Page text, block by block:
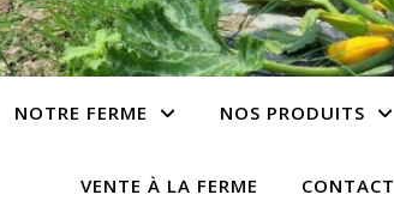
NOTRE FERME NOS PRODUITS
VENTE À LA FERME CONTACT